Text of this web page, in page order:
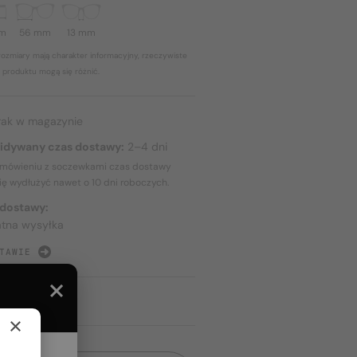
56 mm 13 mm
mają charakter informacyjny, rzeczywiste
mogą się różnić.
w magazynie
czas dostawy: 2–4 dni
z soczewkami czas dostawy
wydłużyć nawet o 10 dni roboczych.
wysyłka
×